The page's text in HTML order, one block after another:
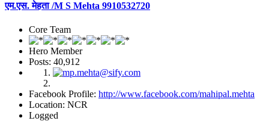
एम.एस. मेहता /M S Mehta 9910532720
Core Team
Hero Member
Posts: 40,912
Facebook Profile: http://www.facebook.com/mahipal.mehta
Location: NCR
Logged